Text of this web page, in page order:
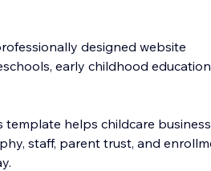
designed website
early childhood education
helps childcare
staff, parent trust, and